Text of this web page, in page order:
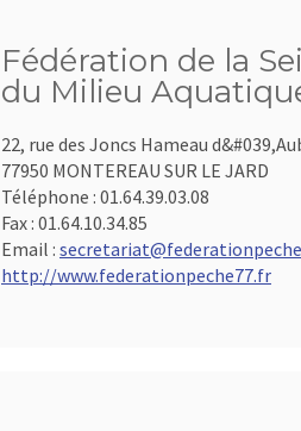
Fédération de la
du Milieu
22, rue des Joncs Hameau
77950 MONTEREAU SUR LE JARD
Téléphone : 01.64.39.03.08
Fax : 01.64.10.34.85
Email :
http://www.federationpeche77.fr